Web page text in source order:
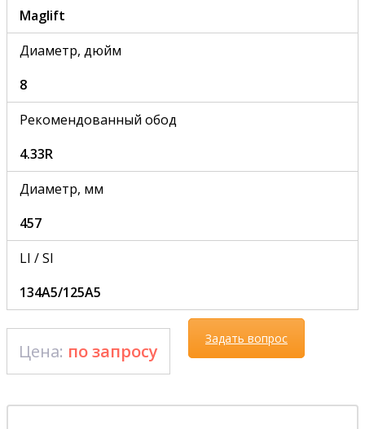
Maglift
Диаметр, дюйм
8
Рекомендованный обод
4.33R
Диаметр, мм
457
LI / SI
134A5/125A5
Цена: по запросу
Задать вопрос